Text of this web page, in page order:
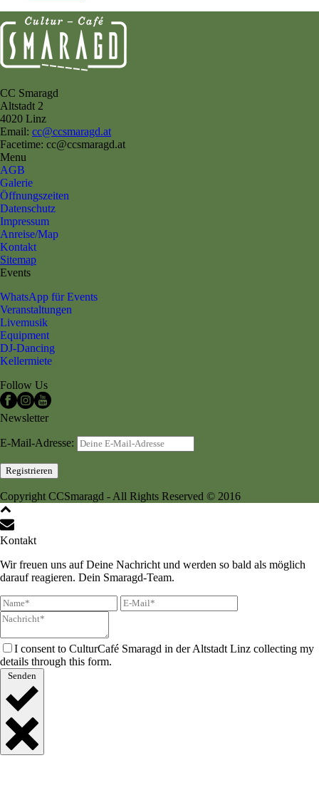
CC Smaragd
Altstadt 2
4020 Linz
Email: cc@ccsmaragd.at
Facetime: cc@ccsmaragd.at
Menu
AGB
Galerie
Öffnungszeiten
Datenschutz
Impressum
Anreise/Map
Kontakt
Sitemap
Events
WhatsApp für Events
Veranstaltungen
Livemusik
Equipment
DJ-Dancing
Kellermiete
Follow Us
Newsletter
E-Mail-Adresse:
Copyright CCSmaragd - All Rights Reserved © 2016
Kontakt
Wir freuen uns auf Deine Nachricht und werden so bald als möglich
darauf reagieren. Dein Smaragd-Team.
I consent to CulturCafé Smaragd in der Altstadt Linz collecting my
details through this form.
Senden